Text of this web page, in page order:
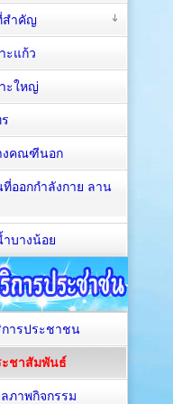
สำคัญ
ะแก้ว
ะใหญ่
งคณฑีนอก
ที่ออกกำลังกาย ลาน
บางน้อย
ารประชาชน
ชาสัมพันธ์
ภาพกิจกรรม